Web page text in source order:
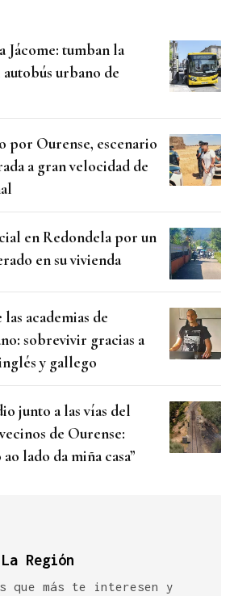
Jácome: tumban la
urbano de
por Ourense, escenario
a gran velocidad de
en Redondela por un
en su vivienda
academias de
sobrevivir gracias a
y gallego
junto a las vías del
de Ourense:
lado da miña casa”
Región
que más te interesen y